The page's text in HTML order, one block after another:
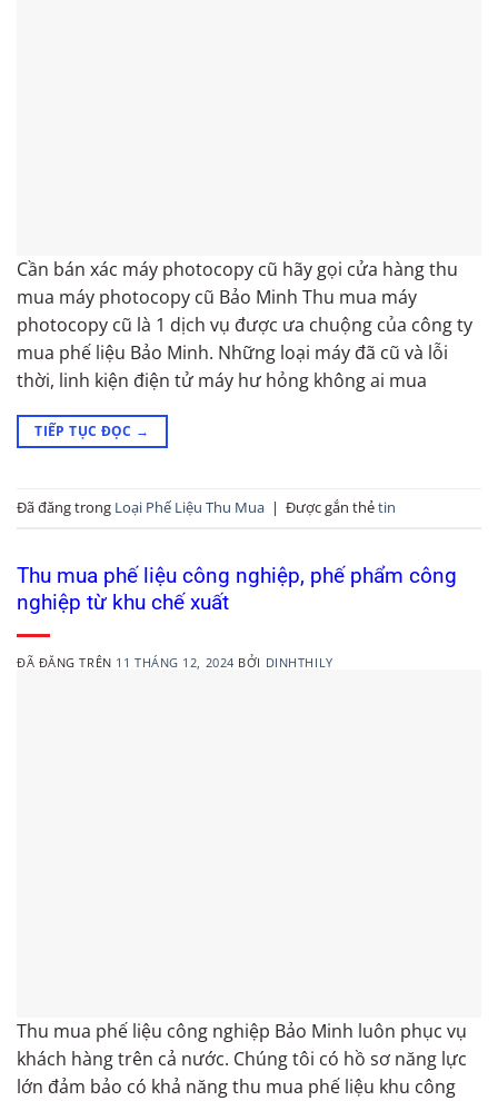
Cần bán xác máy photocopy cũ hãy gọi cửa hàng thu
mua máy photocopy cũ Bảo Minh Thu mua máy
photocopy cũ là 1 dịch vụ được ưa chuộng của công ty
mua phế liệu Bảo Minh. Những loại máy đã cũ và lỗi
thời, linh kiện điện tử máy hư hỏng không ai mua
TIẾP TỤC ĐỌC →
Đã đăng trong Loại Phế Liệu Thu Mua | Được gắn thẻtin
Thu mua phế liệu công nghiệp, phế phẩm công
nghiệp từ khu chế xuất
ĐÃ ĐĂNG TRÊN 11 THÁNG 12, 2024 BỞI DINHTHILY
Thu mua phế liệu công nghiệp Bảo Minh luôn phục vụ
khách hàng trên cả nước. Chúng tôi có hồ sơ năng lực
lớn đảm bảo có khả năng thu mua phế liệu khu công